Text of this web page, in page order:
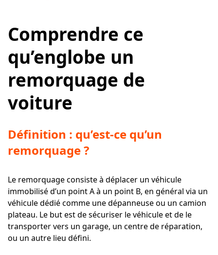
Comprendre ce
qu’englobe un
remorquage de
voiture
Définition : qu’est-ce qu’un
remorquage ?
Le remorquage consiste à déplacer un véhicule
immobilisé d’un point A à un point B, en général via un
véhicule dédié comme une dépanneuse ou un camion
plateau. Le but est de sécuriser le véhicule et de le
transporter vers un garage, un centre de réparation,
ou un autre lieu défini.